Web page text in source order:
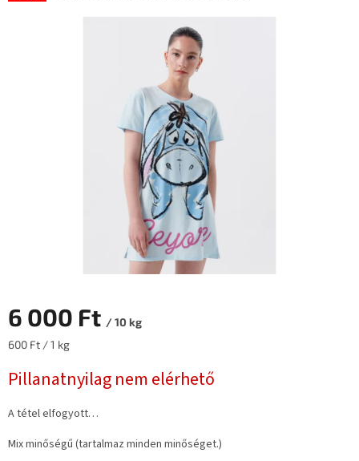
6 000 Ft / 10 kg
Egységár:
600 Ft / 1 kg
Pillanatnyilag nem elérhető
A tétel elfogyott…
Mix minőségű (tartalmaz minden minőséget.)